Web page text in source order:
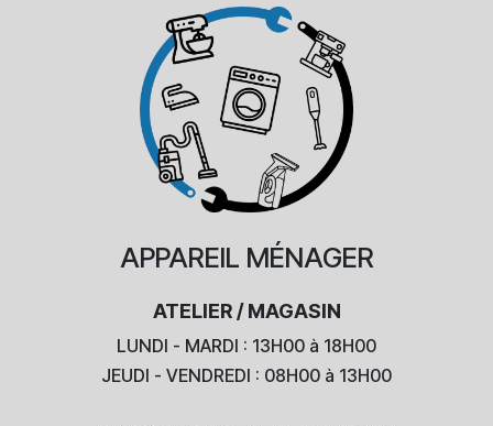
APPAREIL MÉNAGER
ATELIER / MAGASIN
LUNDI - MARDI : 13H00 à 18H00
JEUDI - VENDREDI : 08H00 à 13H00